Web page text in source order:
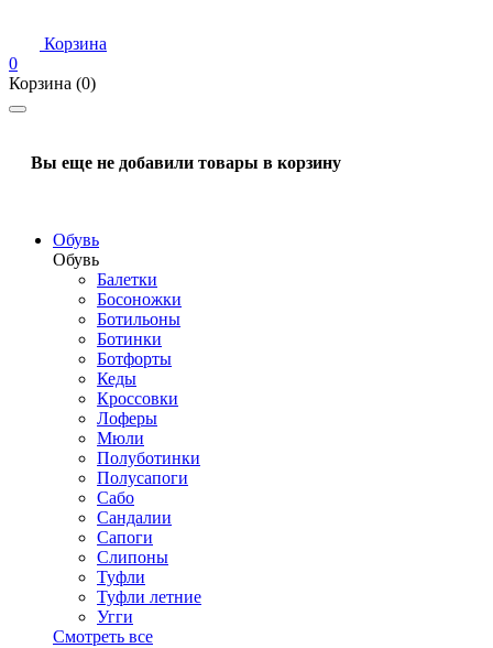
Корзина
0
Корзина (0)
Вы еще не добавили товары в корзину
Обувь
Обувь
Балетки
Босоножки
Ботильоны
Ботинки
Ботфорты
Кеды
Кроссовки
Лоферы
Мюли
Полуботинки
Полусапоги
Сабо
Сандалии
Сапоги
Слипоны
Туфли
Туфли летние
Угги
Смотреть все